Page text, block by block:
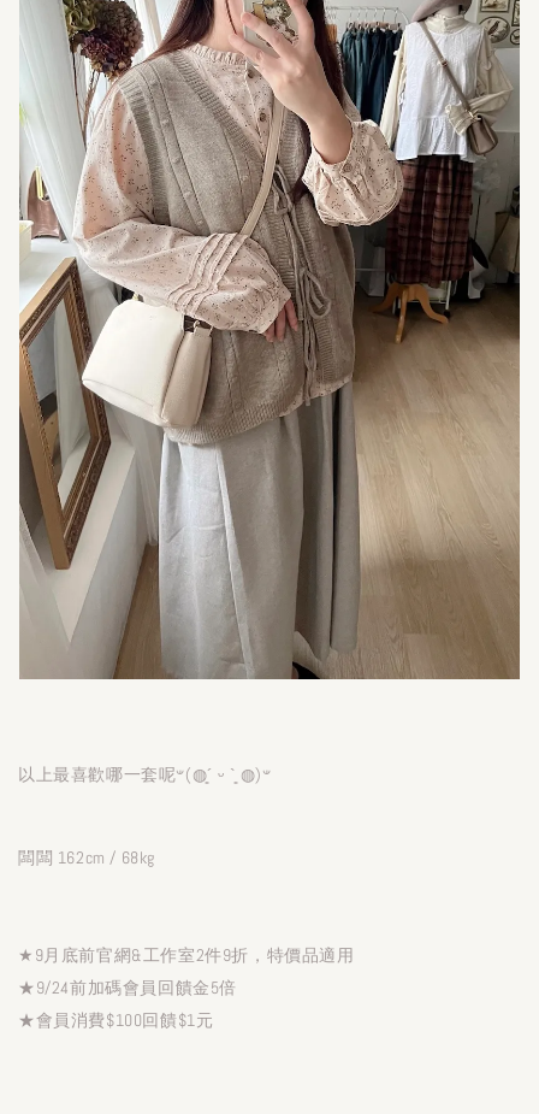
以上最喜歡哪一套呢𐤔(◍´͈ ᵕ `͈ ◍)𐤔
闆闆 162cm / 68kg
★9月底前官網&工作室2件9折，特價品適用
★9/24前加碼會員回饋金5倍
★會員消費$100回饋$1元